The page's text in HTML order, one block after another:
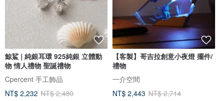
鯨鯊 | 純銀耳環 925純銀 立體動
物 情人禮物 聖誕禮物
Cpercent 手工飾品
NT$ 2,232 NT$ 2,480
【客製】哥吉拉創意小夜燈 擺件/
禮物
一介空間
NT$ 2,443 NT$ 2,714